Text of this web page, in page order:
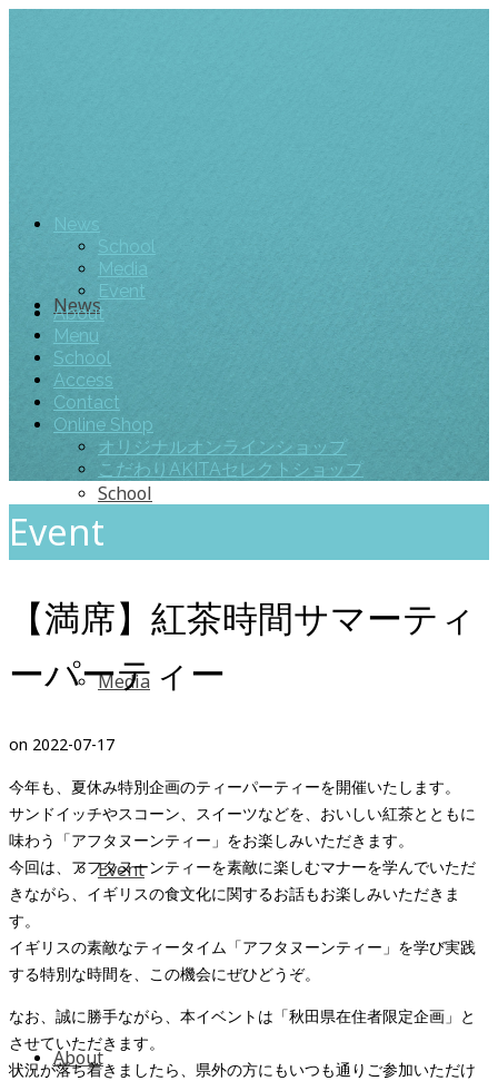
News
School
Media
Event
About
News
School
Media
Event
About
Menu
School
Access
Contact
Online Shop
オリジナルオンラインショップ
こだわりAKITAセレクトショップ
Event
【満席】紅茶時間サマーティ
ーパーティー
on 2022-07-17
今年も、夏休み特別企画のティーパーティーを開催いたします。
サンドイッチやスコーン、スイーツなどを、おいしい紅茶とともに
味わう「アフタヌーンティー」をお楽しみいただきます。
今回は、アフタヌーンティーを素敵に楽しむマナーを学んでいただ
きながら、イギリスの食文化に関するお話もお楽しみいただきま
す。
イギリスの素敵なティータイム「アフタヌーンティー」を学び実践
する特別な時間を、この機会にぜひどうぞ。
なお、誠に勝手ながら、本イベントは「秋田県在住者限定企画」と
させていただきます。
状況が落ち着きましたら、県外の方にもいつも通りご参加いただけ